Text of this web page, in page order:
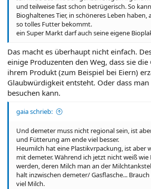
und teilweise fast schon betrügerisch. So
Bioghaltenes Tier, in schöneres Leben haben,
so tolles Futter bekommt.
ein Super Markt darf auch seine eigene
Das macht es überhaupt nicht einfach.
einige Produzenten den Weg, dass sie
ihrem Produkt (zum Beispiel bei Eiern)
Glaubwürdigkeit entsteht. Oder dass
besuchen kann.
gaia schrieb:
Und demeter muss nicht regional sein, ist
und Fütterung am ende viel besser.
Heumilch hat eine Plastikvrpackung, ist aber
mit demeter. Während ich jetzt nicht weiß wie
werden, deren Milch man an der
halt inzwischen demeter/ Gasflasche...
viel Milch.